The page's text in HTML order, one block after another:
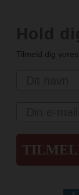
Tilmeld dig